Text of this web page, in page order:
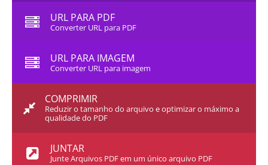
URL PARA PDF
Converter URL para PDF
URL PARA IMAGEM
Converter URL para imagem
COMPRIMIR
Reduzir o tamanho do arquivo e optimizar o máximo a
qualidade do PDF
JUNTAR
Junte Arquivos PDF em um único arquivo PDF